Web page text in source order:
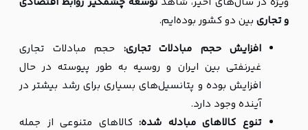
و تجاری بین دو کشور بوده‌ایم.
افزایش حجم مبادلات تجاری: حجم مبادلات تجاری
غیرنفتی بین ایران و روسیه به طور پیوسته در حال
افزایش بوده و پتانسیل‌های بسیاری برای رشد بیشتر در
آینده وجود دارد.
تنوع کالاهای مبادله شده:کالاهای متنوعی از جمله